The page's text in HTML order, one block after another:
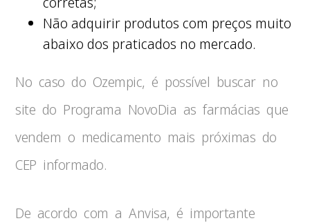
Não adquirir produtos com preços muito
abaixo dos praticados no mercado.
No caso do Ozempic, é possível buscar no
site do Programa NovoDia as farmácias que
vendem o medicamento mais próximas do
CEP informado.
De acordo com a Anvisa, é importante